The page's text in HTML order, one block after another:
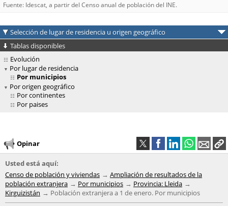
Fuente: Idescat, a partir del Censo anual de población del INE.
Selección de lugar de residencia u origen geográfico
Tablas disponibles
Evolución
Por lugar de residencia
Por municipios
Por origen geográfico
Por continentes
Por paises
Opinar
Usted está aquí:
Censo de población y viviendas
Ampliación de resultados de la
población extranjera
Por municipios
Provincia: Lleida
Kirguizistán
Población extranjera a 1 de enero. Por municipios